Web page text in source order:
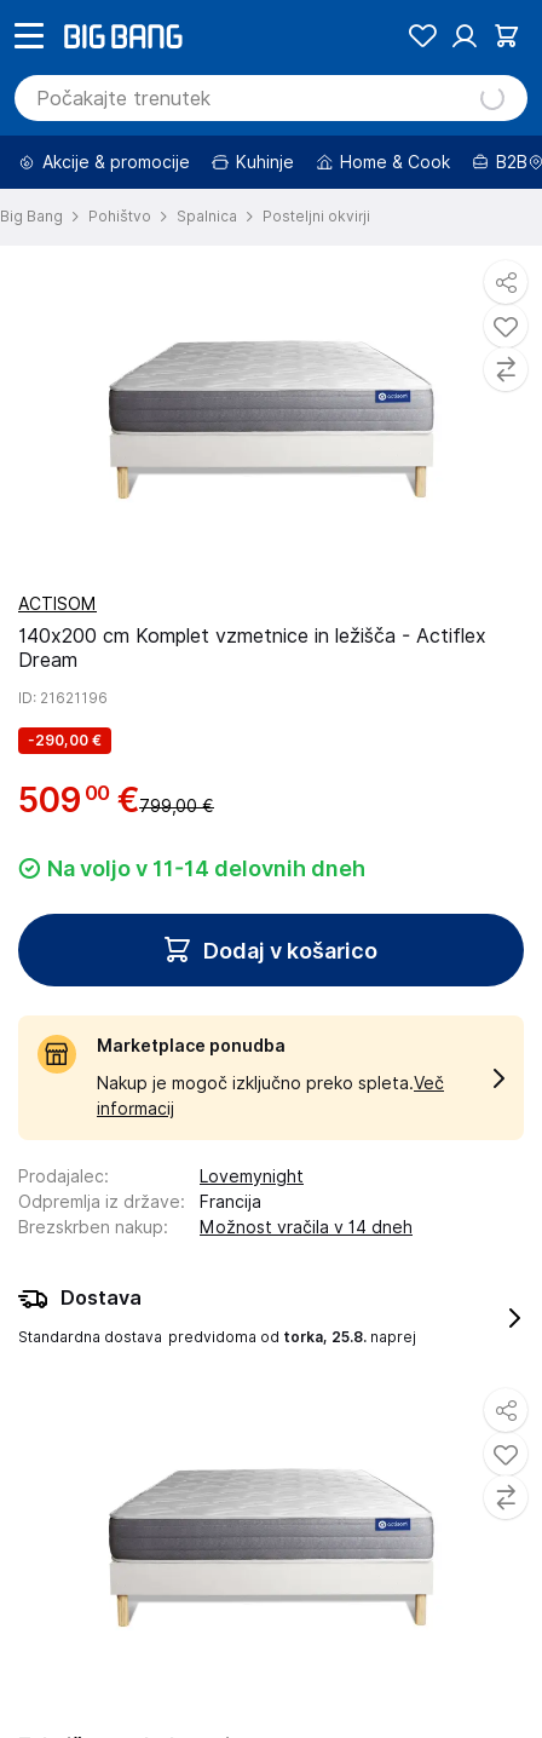
Akcije & promocije Kuhinje Home & Cook B2B
Big Bang Pohištvo Spalnica Posteljni okvirji
ACTISOM
140x200 cm Komplet vzmetnice in ležišča - Actiflex
Dream
ID: 21621196
-290,00 €
509 00 €799,00 €
Na voljo v 11-14 delovnih dneh
Dodaj v košarico
Marketplace ponudba
Nakup je mogoč izključno preko spleta.Več
informacij
Prodajalec:
Lovemynight
Odpremlja iz države:
Francija
Brezskrben nakup: Možnost vračila v 14 dneh
Dostava
Standardna dostava predvidoma od torka, 25.8. naprej